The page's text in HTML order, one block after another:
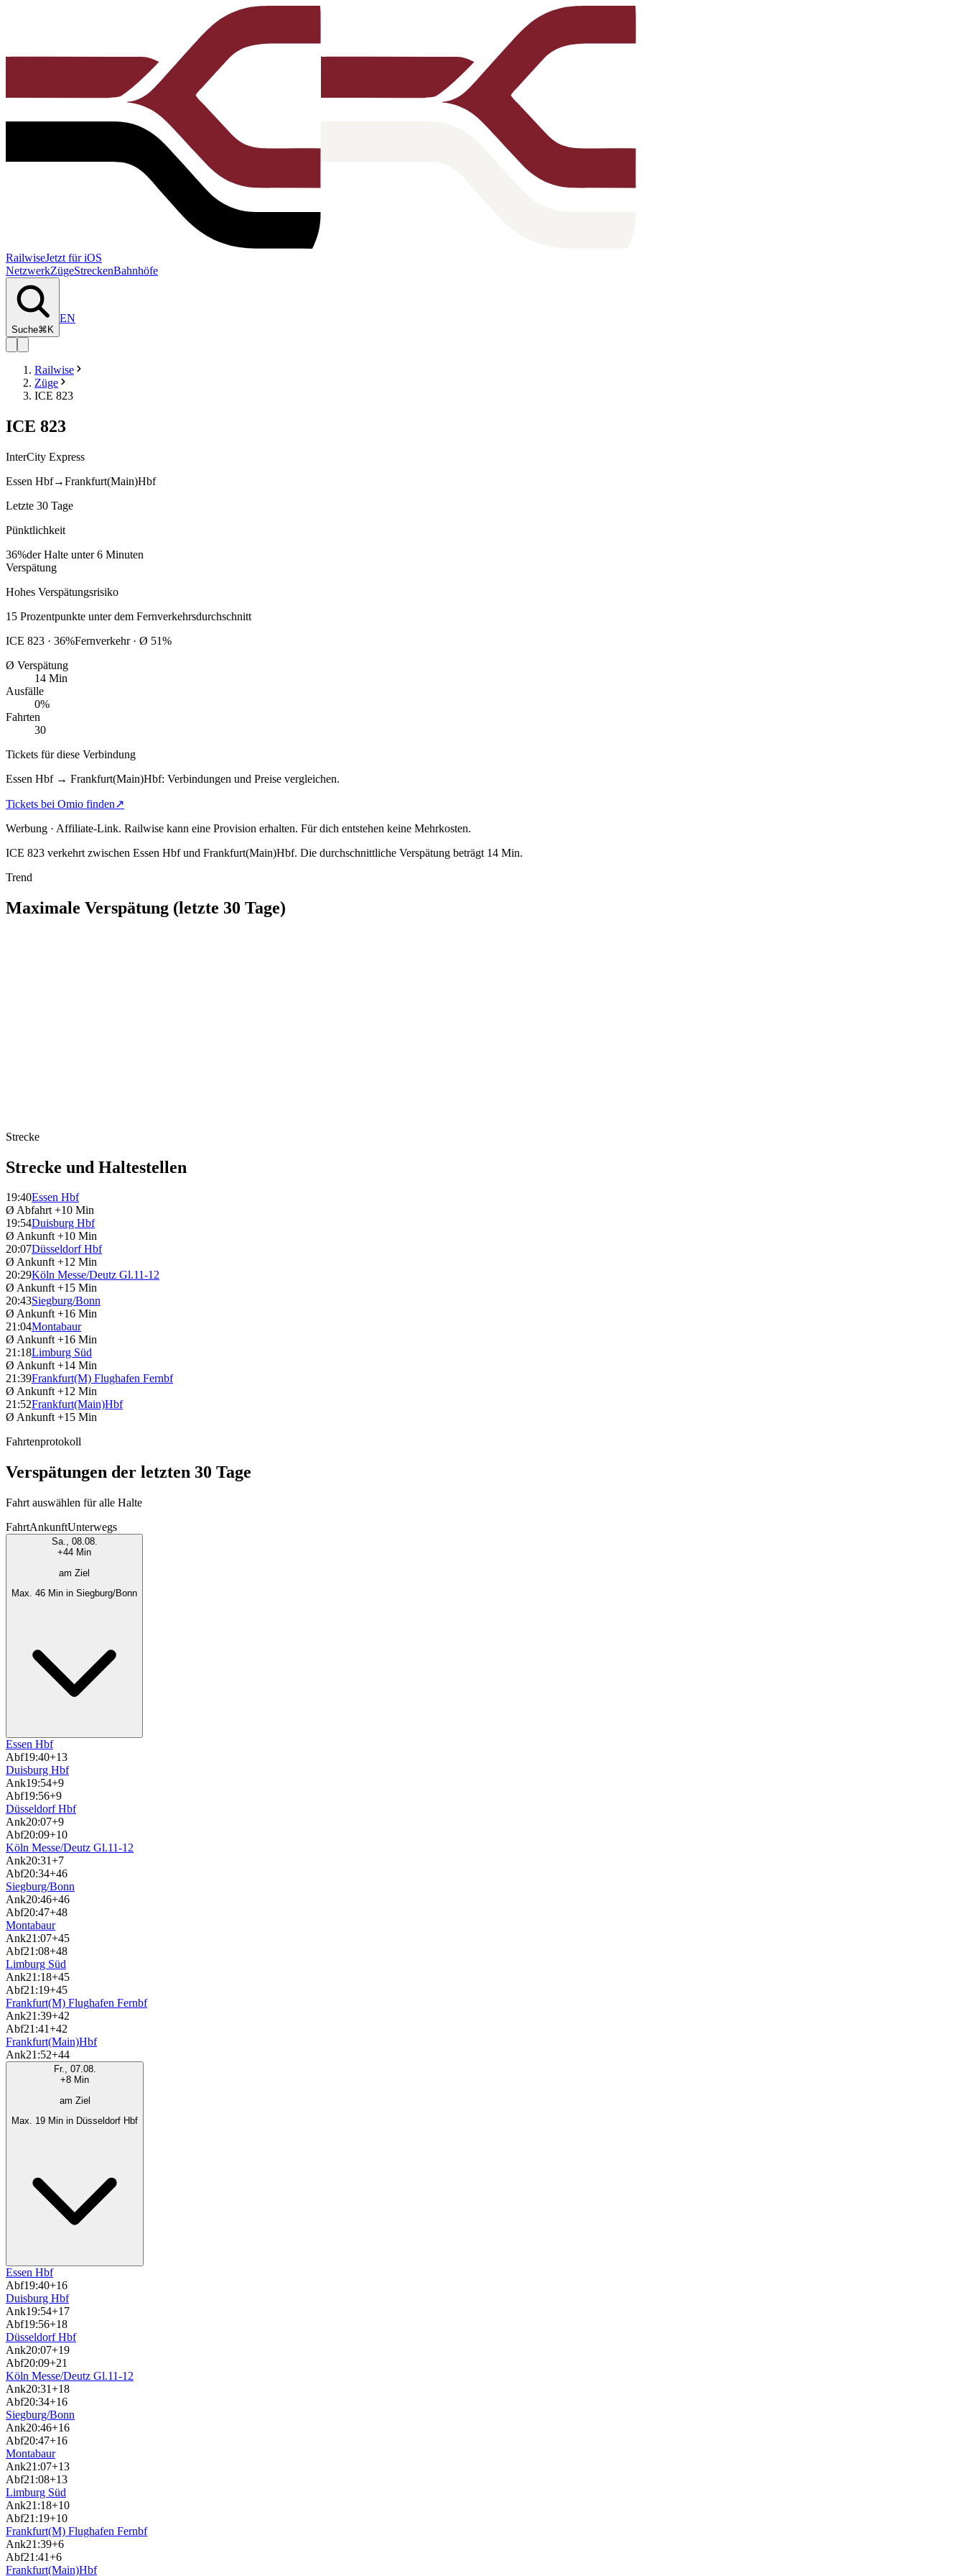
RailwiseJetzt für iOS
NetzwerkZügeStreckenBahnhöfe
Suche⌘K
EN
Railwise
Züge
ICE 823
ICE 823
InterCity Express
Essen Hbf→Frankfurt(Main)Hbf
Letzte 30 Tage
Pünktlichkeit
36%der Halte unter 6 Minuten
Verspätung
Hohes Verspätungsrisiko
15 Prozentpunkte unter dem Fernverkehrsdurchschnitt
ICE 823 · 36%Fernverkehr · Ø 51%
Ø Verspätung
14 Min
Ausfälle
0%
Fahrten
30
Tickets für diese Verbindung
Essen Hbf → Frankfurt(Main)Hbf: Verbindungen und Preise vergleichen.
Tickets bei Omio finden↗
Werbung · Affiliate-Link. Railwise kann eine Provision erhalten. Für dich entstehen keine Mehrkosten.
ICE 823 verkehrt zwischen Essen Hbf und Frankfurt(Main)Hbf. Die durchschnittliche Verspätung beträgt 14 Min.
Trend
Maximale Verspätung (letzte 30 Tage)
Strecke
Strecke und Haltestellen
19:40Essen Hbf
Ø Abfahrt +10 Min
19:54Duisburg Hbf
Ø Ankunft +10 Min
20:07Düsseldorf Hbf
Ø Ankunft +12 Min
20:29Köln Messe/Deutz Gl.11-12
Ø Ankunft +15 Min
20:43Siegburg/Bonn
Ø Ankunft +16 Min
21:04Montabaur
Ø Ankunft +16 Min
21:18Limburg Süd
Ø Ankunft +14 Min
21:39Frankfurt(M) Flughafen Fernbf
Ø Ankunft +12 Min
21:52Frankfurt(Main)Hbf
Ø Ankunft +15 Min
Fahrtenprotokoll
Verspätungen der letzten 30 Tage
Fahrt auswählen für alle Halte
FahrtAnkunftUnterwegs
Sa., 08.08.
+44 Min
am Ziel
Max. 46 Min in Siegburg/Bonn
Essen Hbf
Abf19:40+13
Duisburg Hbf
Ank19:54+9
Abf19:56+9
Düsseldorf Hbf
Ank20:07+9
Abf20:09+10
Köln Messe/Deutz Gl.11-12
Ank20:31+7
Abf20:34+46
Siegburg/Bonn
Ank20:46+46
Abf20:47+48
Montabaur
Ank21:07+45
Abf21:08+48
Limburg Süd
Ank21:18+45
Abf21:19+45
Frankfurt(M) Flughafen Fernbf
Ank21:39+42
Abf21:41+42
Frankfurt(Main)Hbf
Ank21:52+44
Fr., 07.08.
+8 Min
am Ziel
Max. 19 Min in Düsseldorf Hbf
Essen Hbf
Abf19:40+16
Duisburg Hbf
Ank19:54+17
Abf19:56+18
Düsseldorf Hbf
Ank20:07+19
Abf20:09+21
Köln Messe/Deutz Gl.11-12
Ank20:31+18
Abf20:34+16
Siegburg/Bonn
Ank20:46+16
Abf20:47+16
Montabaur
Ank21:07+13
Abf21:08+13
Limburg Süd
Ank21:18+10
Abf21:19+10
Frankfurt(M) Flughafen Fernbf
Ank21:39+6
Abf21:41+6
Frankfurt(Main)Hbf